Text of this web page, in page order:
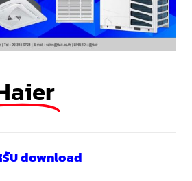
บ download